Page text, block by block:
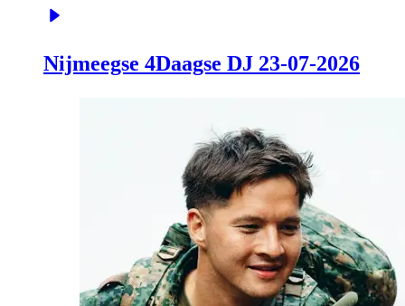
Nijmeegse 4Daagse DJ 23-07-2026